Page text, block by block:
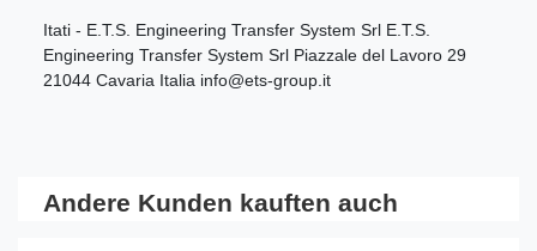
Itati - E.T.S. Engineering Transfer System Srl E.T.S.
Engineering Transfer System Srl Piazzale del Lavoro 29
21044 Cavaria Italia info@ets-group.it
Andere Kunden kauften auch